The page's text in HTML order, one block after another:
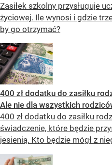
Zasiłek szkolny przysługuje
życiowej. Ile wynosi i gdzie
by go otrzymać?
400 zł dodatku do zasiłku
Ale nie dla wszystkich
400 zł dodatku do zasiłku
świadczenie, które będzie
jesienią. Kto będzie mógł z